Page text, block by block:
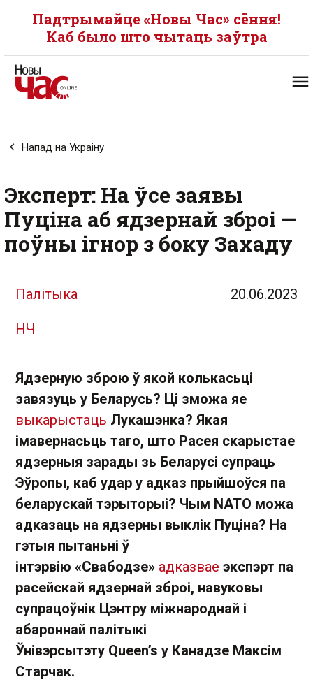
Падтрымайце «Новы Час» сёння!
Каб было што чытаць заўтра
Напад на Украіну
Эксперт: На ўсе заявы
Пуціна аб ядзернай зброі —
поўны ігнор з боку Захаду
Палітыка 20.06.2023
НЧ
Ядзерную зброю ў якой колькасьці
завязуць у Беларусь? Ці зможа яе
выкарыстаць Лукашэнка? Якая
імавернасьць таго, што Расея скарыстае
ядзерныя зарады зь Беларусі супраць
Эўропы, каб удар у адказ прыйшоўся па
беларускай тэрыторыі? Чым NATO можа
адказаць на ядзерны выклік Пуціна? На
гэтыя пытаньні ў
інтэрвію «Свабодзе» адказвае экспэрт па
расейскай ядзернай зброі, навуковы
супрацоўнік Цэнтру міжнароднай і
абароннай палітыкі
Ўнівэрсытэту Queen’s у Канадзе Максім
Старчак.